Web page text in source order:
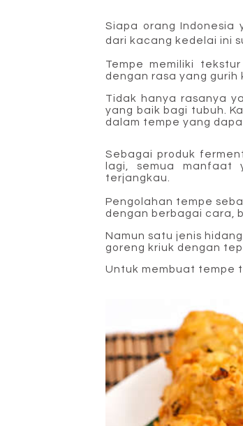
Siapa orang Indonesia
dari kacang kedelai ini
Tempe memiliki
dengan rasa yang gurih
Tidak hanya rasanya
yang baik bagi tubuh.
dalam tempe yang
Sebagai produk
lagi, semua manfaat
terjangkau.
Pengolahan tempe
dengan berbagai cara,
Namun satu jenis
goreng kriuk dengan
Untuk membuat tempe